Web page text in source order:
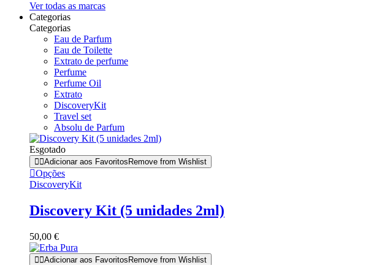
Ver todas as marcas
Categorias
Categorias
Eau de Parfum
Eau de Toilette
Extrato de perfume
Perfume
Perfume Oil
Extrato
DiscoveryKit
Travel set
Absolu de Parfum
Esgotado
Adicionar aos Favoritos Remove from Wishlist
Opções
DiscoveryKit
Discovery Kit (5 unidades 2ml)
50,00 €
Adicionar aos Favoritos Remove from Wishlist